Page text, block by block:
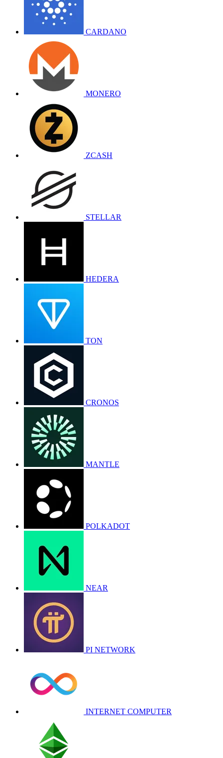
CARDANO
MONERO
ZCASH
STELLAR
HEDERA
TON
CRONOS
MANTLE
POLKADOT
NEAR
PI NETWORK
INTERNET COMPUTER